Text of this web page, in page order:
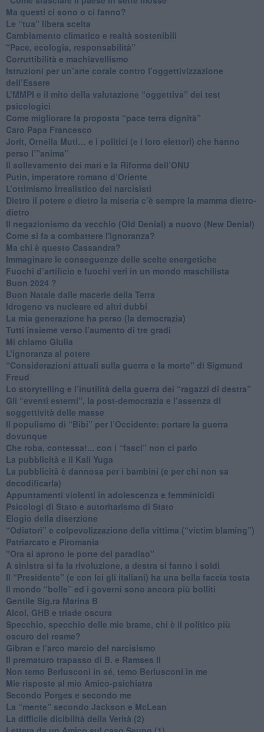
​Ma questi ci sono o ci fanno?
​Le “tua” libera scelta
Cambiamento climatico e realtà sostenibili
“Pace, ecologia, responsabilità”
​Corruttibilità e machiavellismo
Istruzioni per un’arte corale contro l’oggettivizzazione
dell’Essere
​L’MMPI e il mito della valutazione “oggettiva” dei test
psicologici
Come migliorare la proposta “pace terra dignità”
Caro Papa Francesco
​Jorit, Ornella Muti… e i politici (e i loro elettori) che hanno
perso l’”anima”
​Il sollevamento dei mari e la Riforma dell’ONU
Putin, imperatore romano d’Oriente
​L’ottimismo irrealistico dei narcisisti
​Dietro il potere e dietro la miseria c’è sempre la mamma dietro-
dietro
Il negazionismo da vecchio (Old Denial) a nuovo (New Denial)
Come si fa a combattere l'ignoranza?
Ma chi è questo Cassandra?
Immaginare le conseguenze delle scelte energetiche
​Fuochi d’artificio e fuochi veri in un mondo maschilista
Buon 2024 ?
​Buon Natale dalle macerie della Terra
​Idrogeno vs nucleare ed altri dubbi
​La mia generazione ha perso (la democrazia)
​Tutti insieme verso l’aumento di tre gradi
Mi chiamo Giulia
L’ignoranza al potere
​“Considerazioni attuali sulla guerra e la morte" di Sigmund
Freud
​Lo storytelling e l’inutilità della guerra dei “ragazzi di destra”
​Gli “eventi esterni”, la post-democrazia e l’assenza di
soggettività delle masse
​Il populismo di “Bibi” per l’Occidente: portare la guerra
dovunque
​Che roba, contessa!... con i “fasci” non ci parlo
La pubblicità e il Kali Yuga
​La pubblicità è dannosa per i bambini (e per chi non sa
decodificarla)
​Appuntamenti violenti in adolescenza e femminicidi
​Psicologi di Stato e autoritarismo di Stato
Elogio della diserzione
“Odiatori” e colpevolizzazione della vittima (“victim blaming”)
​Patriarcato e Piromania
"Ora si aprono le porte del paradiso"
​A sinistra si fa la rivoluzione, a destra si fanno i soldi
​Il “Presidente” (e con lei gli italiani) ha una bella faccia tosta
​Il mondo “bolle” ed i governi sono ancora più bolliti
​Gentile Sig.ra Marina B
​Alcol, GHB e triade oscura
​Specchio, specchio delle mie brame, chi è il politico più
oscuro del reame?
​Gibran e l’arco marcio del narcisismo
​Il prematuro trapasso di B. e Ramses II
​Non temo Berlusconi in sé, temo Berlusconi in me
​Mie risposte al mio Amico-psichiatra
​Secondo Porges e secondo me
​La “mente” secondo Jackson e McLean
La difficile dicibilità della Verità (2)